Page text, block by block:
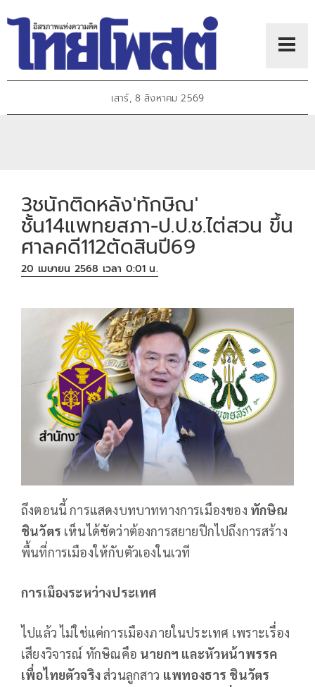
เสาร์, 8 สิงหาคม 2569
3ชนักติดหลัง'ทักษิณ'
ชั้น14แพทยสภา-ป.ป.ช.ไต่สวน ขึ้น
ศาลคดี112ตัดสินปี69
20 เมษายน 2568 เวลา 0:01 น.
ถึงตอนนี้ การแสดงบทบาททางการเมืองของ ทักษิณ
ชินวัตร เห็นได้ชัดว่าต้องการสยายปีกไปถึงการสร้าง
พื้นที่การเมืองให้กับตัวเองในเวที
การเมืองระหว่างประเทศ
ไปแล้ว ไม่ใช่แค่การเมืองภายในประเทศ เพราะเรื่อง
เสียงวิจารณ์ ทักษิณคือ นายกฯ และหัวหน้าพรรค
เพื่อไทยตัวจริงส่วนลูกสาว แพทองธาร ชินวัตร